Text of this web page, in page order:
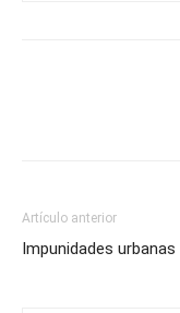
Artículo anterior
Impunidades urbanas